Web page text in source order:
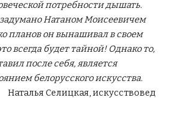
потребности дышать.
Натаном Моисеевичем
планов он вынашивал в своем
всегда будет тайной! Однако то,
после себя, является
белорусского искусства.
Наталья Селицкая, искусствовед